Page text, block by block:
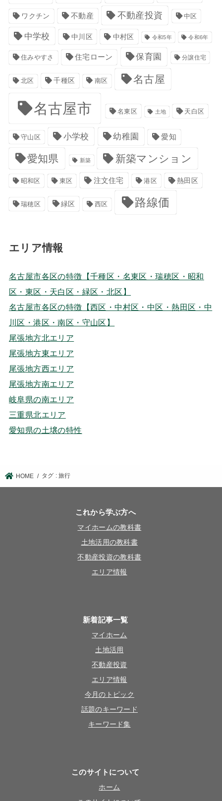
ワクチン 不動産 不動産投資 中区
中学校 中川区 中村区 令和5年 令和6年
住みやすさ 住宅ローン 保育園 分譲住宅
北区 千種区 南区 名古屋
名古屋市 名東区 土地 天白区
守山区 小学校 幼稚園 愛知
愛知県 新築 新築マンション
昭和区 東区 注文住宅 港区 熱田区
瑞穂区 緑区 西区 路線価
エリア情報
名古屋市各区の特徴【千種区・名東区・瑞穂区・昭和
区・東区・天白区・緑区・北区】
名古屋市各区の特徴【西区・中村区・中区・熱田区・中
川区・港区・南区・守山区】
尾張地方北エリア
尾張地方東エリア
尾張地方西エリア
尾張地方南エリア
岐阜県の南エリア
三重県北エリア
愛知県の土壌の特性
HOME タグ : 旅行
これから学ぶ方へ
マイホームの教科書
土地活用の教科書
不動産投資の教科書
エリア情報
新着記事一覧
マイホーム
土地活用
不動産投資
エリア情報
今月のトピック
話題のキーワード
キーワード集
このサイトについて
ホーム